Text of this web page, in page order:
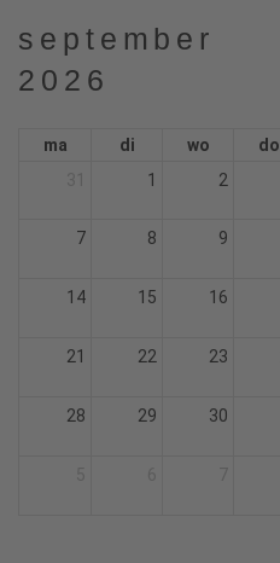
september
2026
ma di wo do
1 2
7 8 9
14 15 16
21 22 23
28 29 30